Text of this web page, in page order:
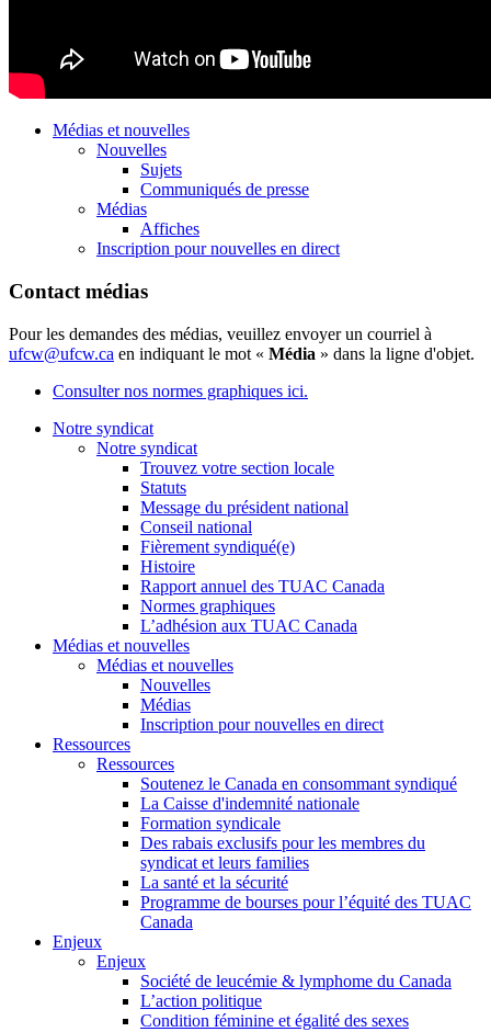
Médias et nouvelles
Nouvelles
Sujets
Communiqués de presse
Médias
Affiches
Inscription pour nouvelles en direct
Contact médias
Pour les demandes des médias, veuillez envoyer un courriel à
ufcw@ufcw.ca en indiquant le mot « Média » dans la ligne d'objet.
Consulter nos normes graphiques ici.
Notre syndicat
Notre syndicat
Trouvez votre section locale
Statuts
Message du président national
Conseil national
Fièrement syndiqué(e)
Histoire
Rapport annuel des TUAC Canada
Normes graphiques
L’adhésion aux TUAC Canada
Médias et nouvelles
Médias et nouvelles
Nouvelles
Médias
Inscription pour nouvelles en direct
Ressources
Ressources
Soutenez le Canada en consommant syndiqué
La Caisse d'indemnité nationale
Formation syndicale
Des rabais exclusifs pour les membres du
syndicat et leurs families
La santé et la sécurité
Programme de bourses pour l’équité des TUAC
Canada
Enjeux
Enjeux
Société de leucémie & lymphome du Canada
L’action politique
Condition féminine et égalité des sexes